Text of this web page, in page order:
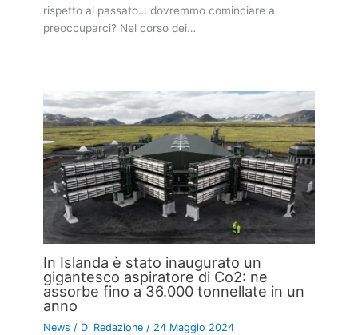
rispetto al passato… dovremmo cominciare a
preoccuparci? Nel corso dei…
In Islanda è stato inaugurato un
gigantesco aspiratore di Co2: ne
assorbe fino a 36.000 tonnellate in un
anno
News / Di Redazione/ 24 Maggio 2024